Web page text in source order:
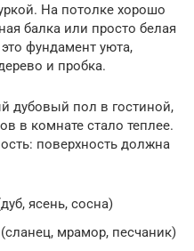
На потолке хорошо
балка или просто белая
фундамент уюта,
и пробка.
дубовый пол в гостиной,
в комнате стало теплее.
поверхность должна
ясень, сосна)
мрамор, песчаник)